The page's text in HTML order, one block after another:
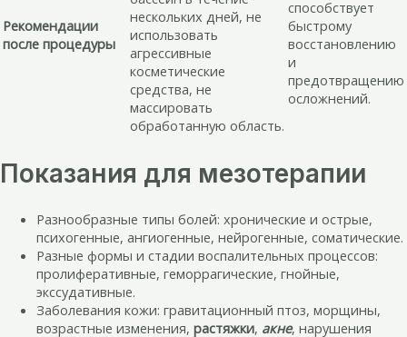
Рекомендации
после процедуры
нескольких дней, не
использовать
агрессивные
косметические
средства, не
массировать
обработанную область.
способствует
быстрому
восстановлению
и
предотвращению
осложнений.
Показания для мезотерапии
Разнообразные типы болей: хронические и острые,
психогенные, ангиогенные, нейрогенные, соматические.
Разные формы и стадии воспалительных процессов:
пролиферативные, геморрагические, гнойные,
экссудативные.
Заболевания кожи: гравитационный птоз, морщины,
возрастные изменения, растяжки, акне, нарушения